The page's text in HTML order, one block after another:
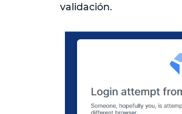
validación.